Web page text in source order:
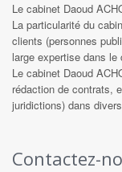
Le cabinet Daoud
La particularité du
clients (personnes
large expertise dans
Le cabinet Daoud
rédaction de contrats,
juridictions) dans
Contactez-